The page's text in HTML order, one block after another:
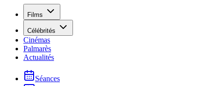
Films
Célébrités
Cinémas
Palmarès
Actualités
Séances